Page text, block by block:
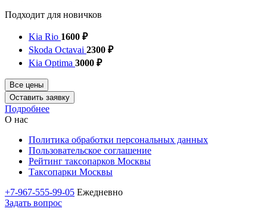
Подходит для новичков
Kia Rio 1600 ₽
Skoda Octavai 2300 ₽
Kia Optima 3000 ₽
Все цены
Оставить заявку
Подробнее
О нас
Политика обработки персональных данных
Пользовательское соглашение
Рейтинг таксопарков Москвы
Таксопарки Москвы
+7-967-555-99-05 Ежедневно
Задать вопрос